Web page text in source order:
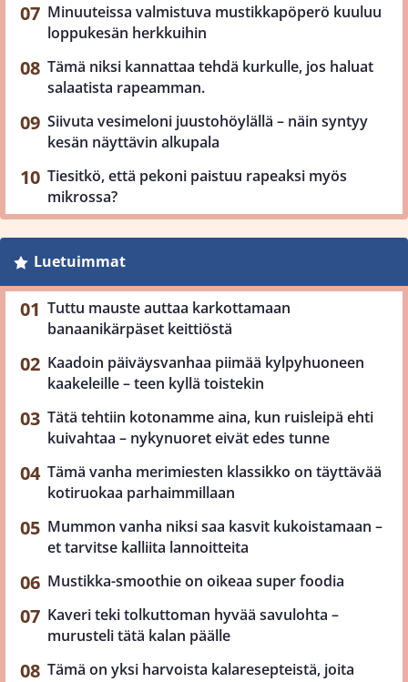
Minuuteissa valmistuva mustikkapöperö kuuluu
loppukesän herkkuihin
Tämä niksi kannattaa tehdä kurkulle, jos haluat
salaatista rapeamman.
Siivuta vesimeloni juustohöylällä – näin syntyy
kesän näyttävin alkupala
Tiesitkö, että pekoni paistuu rapeaksi myös
mikrossa?
Luetuimmat
Tuttu mauste auttaa karkottamaan
banaanikärpäset keittiöstä
Kaadoin päiväysvanhaa piimää kylpyhuoneen
kaakeleille – teen kyllä toistekin
Tätä tehtiin kotonamme aina, kun ruisleipä ehti
kuivahtaa – nykynuoret eivät edes tunne
Tämä vanha merimiesten klassikko on täyttävää
kotiruokaa parhaimmillaan
Mummon vanha niksi saa kasvit kukoistamaan –
et tarvitse kalliita lannoitteita
Mustikka-smoothie on oikeaa super foodia
Kaveri teki tolkuttoman hyvää savulohta –
murusteli tätä kalan päälle
Tämä on yksi harvoista kalaresepteistä, joita